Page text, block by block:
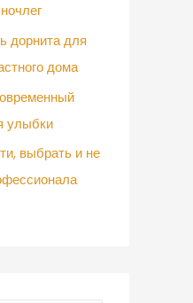
дорнита для
дома
улыбки
выбрать и не